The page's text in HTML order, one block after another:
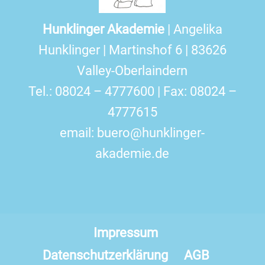
Hunklinger Akademie| Angelika
Hunklinger | Martinshof 6 | 83626
Valley-Oberlaindern
Tel.: 08024 – 4777600 | Fax: 08024 –
4777615
email: buero@hunklinger-
akademie.de
Impressum
Datenschutzerklärung
AGB